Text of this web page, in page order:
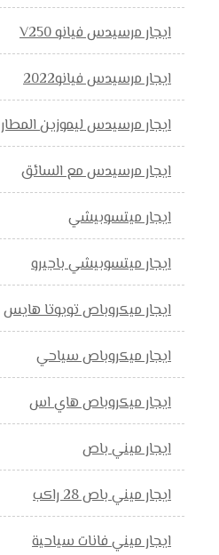
ايجار مرسيدس فيانو V250
ايجار مرسيدس فيانو2022
ايجار مرسيدس ليموزين المطار
ايجار مرسيدس مع السائق
ايجار ميتسوبيشي
ايجار ميتسوبيشي باجيرو
ايجار ميكروباص تويوتا هايس
ايجار ميكروباص سياحي
ايجار ميكروباص هاي اس
ايجار ميني باص
ايجار ميني باص 28 راكب
ايجار ميني فانات سياحية